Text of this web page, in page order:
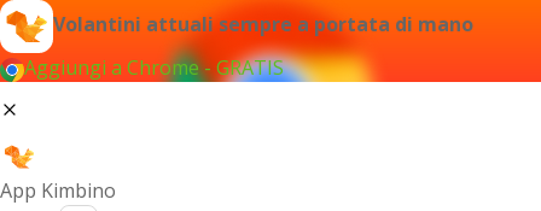
Volantini attuali sempre a portata di mano
Aggiungi a Chrome - GRATIS
App Kimbino